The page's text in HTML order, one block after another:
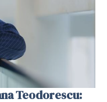
Teodorescu: